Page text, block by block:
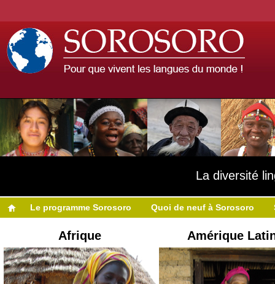
La diversité
Le programme Sorosoro Quoi de neuf à Sorosoro
Afrique Amérique